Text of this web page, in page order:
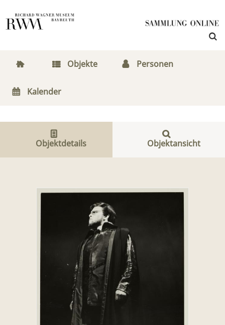
Objekte Personen
Kalender
Objektdetails Objektansicht